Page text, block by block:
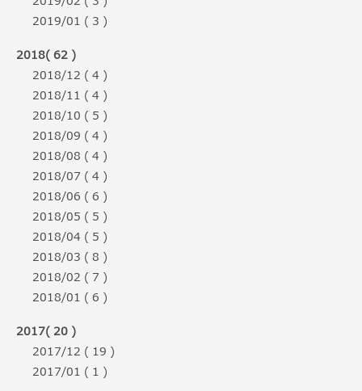
2019/01 ( 3 )
2018( 62 )
2018/12 ( 4 )
2018/11 ( 4 )
2018/10 ( 5 )
2018/09 ( 4 )
2018/08 ( 4 )
2018/07 ( 4 )
2018/06 ( 6 )
2018/05 ( 5 )
2018/04 ( 5 )
2018/03 ( 8 )
2018/02 ( 7 )
2018/01 ( 6 )
2017( 20 )
2017/12 ( 19 )
2017/01 ( 1 )